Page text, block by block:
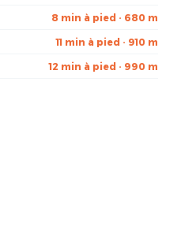
8 min à pied · 680 m
11 min à pied · 910 m
12 min à pied · 990 m